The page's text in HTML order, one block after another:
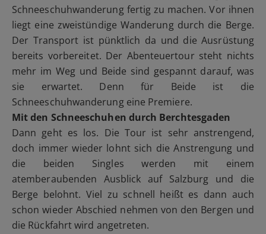
Schneeschuhwanderung fertig zu machen. Vor ihnen
liegt eine zweistündige Wanderung durch die Berge.
Der Transport ist pünktlich da und die Ausrüstung
bereits vorbereitet. Der Abenteuertour steht nichts
mehr im Weg und Beide sind gespannt darauf, was
sie erwartet. Denn für Beide ist die
Schneeschuhwanderung eine Premiere.
Mit den Schneeschuhen durch Berchtesgaden
Dann geht es los. Die Tour ist sehr anstrengend,
doch immer wieder lohnt sich die Anstrengung und
die beiden Singles werden mit einem
atemberaubenden Ausblick auf Salzburg und die
Berge belohnt. Viel zu schnell heißt es dann auch
schon wieder Abschied nehmen von den Bergen und
die Rückfahrt wird angetreten.